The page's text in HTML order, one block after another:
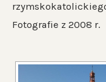
Fotografie z 2008 r.